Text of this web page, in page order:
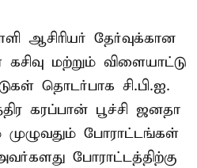
ஆசிரியர் தேர்வுக்கான
கசிவு மற்றும் விளையாட்டு
தொடர்பாக சி.பி.ஐ.
கரப்பான் பூச்சி ஜனதா
முழுவதும் போராட்டங்கள்
போராட்டத்திற்கு